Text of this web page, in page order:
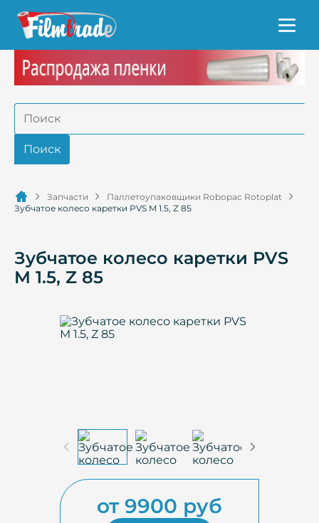
Запчасти
Паллетоупаковщики Robopac Rotoplat
Зубчатое колесо каретки PVS M 1.5, Z 85
Зубчатое колесо каретки PVS
M 1.5, Z 85
от 9900 руб